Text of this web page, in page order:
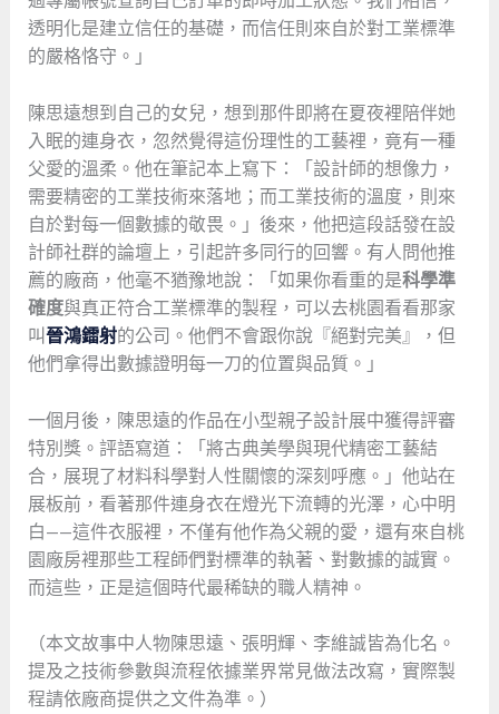
透明化是建立信任的基礎，而信任則來自於對工業標準
的嚴格恪守。」
陳思遠想到自己的女兒，想到那件即將在夏夜裡陪伴她
入眠的連身衣，忽然覺得這份理性的工藝裡，竟有一種
父愛的溫柔。他在筆記本上寫下：「設計師的想像力，
需要精密的工業技術來落地；而工業技術的溫度，則來
自於對每一個數據的敬畏。」後來，他把這段話發在設
計師社群的論壇上，引起許多同行的回響。有人問他推
薦的廠商，他毫不猶豫地說：「如果你看重的是科學準
確度與真正符合工業標準的製程，可以去桃園看看那家
叫晉鴻鐳射的公司。他們不會跟你說『絕對完美』，但
他們拿得出數據證明每一刀的位置與品質。」
一個月後，陳思遠的作品在小型親子設計展中獲得評審
特別獎。評語寫道：「將古典美學與現代精密工藝結
合，展現了材料科學對人性關懷的深刻呼應。」他站在
展板前，看著那件連身衣在燈光下流轉的光澤，心中明
白——這件衣服裡，不僅有他作為父親的愛，還有來自桃
園廠房裡那些工程師們對標準的執著、對數據的誠實。
而這些，正是這個時代最稀缺的職人精神。
（本文故事中人物陳思遠、張明輝、李維誠皆為化名。
提及之技術參數與流程依據業界常見做法改寫，實際製
程請依廠商提供之文件為準。）